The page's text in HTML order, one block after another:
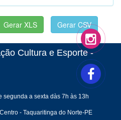
Cultura e Esporte -
a sexta dàs 7h às 13h
- Taquaritinga do Norte-PE